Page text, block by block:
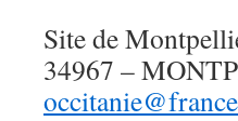
Site de
34967 –